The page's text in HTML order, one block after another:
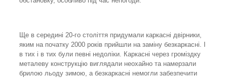
Ще в середині 20-го століття придумали каркасні двірники,
яким на початку 2000 років прийшли на заміну безкаркасні. І
в тих і в тих були певні недоліки. Каркасні через громіздку
металеву конструкцію виглядали неохайно та намерзали
брилою льоду зимою, а безкаркасні немогли забезпечити